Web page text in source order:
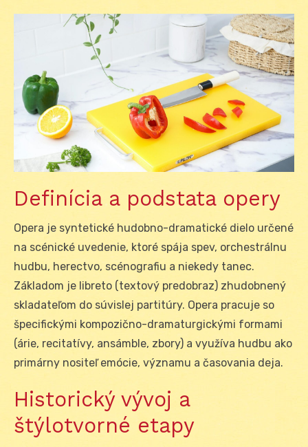
Definícia a podstata opery
Opera je syntetické hudobno-dramatické dielo určené
na scénické uvedenie, ktoré spája spev, orchestrálnu
hudbu, herectvo, scénografiu a niekedy tanec.
Základom je libreto (textový predobraz) zhudobnený
skladateľom do súvislej partitúry. Opera pracuje so
špecifickými kompozično-dramaturgickými formami
(árie, recitatívy, ansámble, zbory) a využíva hudbu ako
primárny nositeľ emócie, významu a časovania deja.
Historický vývoj a
štýlotvorné etapy